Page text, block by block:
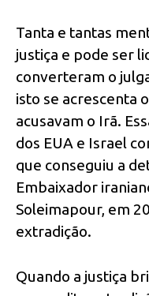
Tanta e tantas
justiça e pode ser
converteram o
isto se acrescenta
acusavam o Irã.
dos EUA e Israel
que conseguiu a
Embaixador
Soleimapour, em
extradição.
Quando a justiça